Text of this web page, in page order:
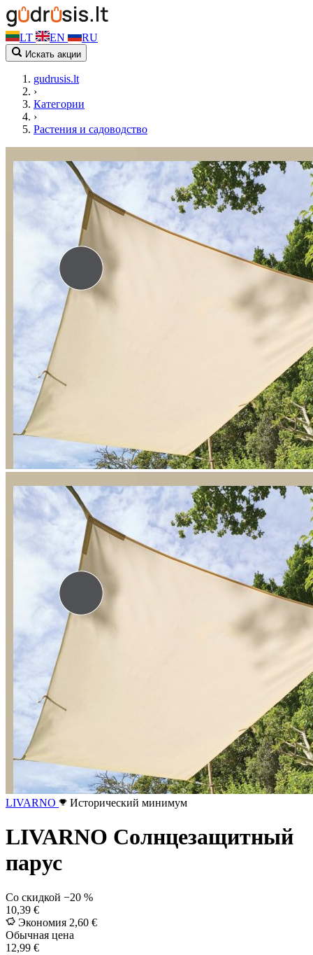
LT EN RU
Искать акции
gudrusis.lt
›
Категории
›
Растения и садоводство
LIVARNO Исторический минимум
LIVARNO Солнцезащитный
парус
Со скидкой −20 %
10,39 €
Экономия 2,60 €
Обычная цена
12,99 €